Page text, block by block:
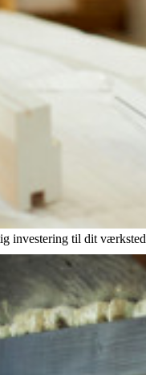
investering til dit værksted